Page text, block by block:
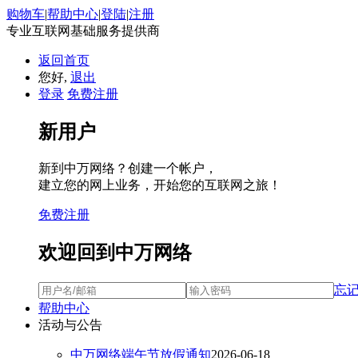
购物车|帮助中心|登陆|注册
专业互联网基础服务提供商
返回首页
您好, 退出
登录 免费注册
新用户
新到中万网络？创建一个帐户，
建立您的网上业务，开始您的互联网之旅！
免费注册
欢迎回到中万网络
忘
帮助中心
活动与公告
中万网络端午节放假通知2026-06-18